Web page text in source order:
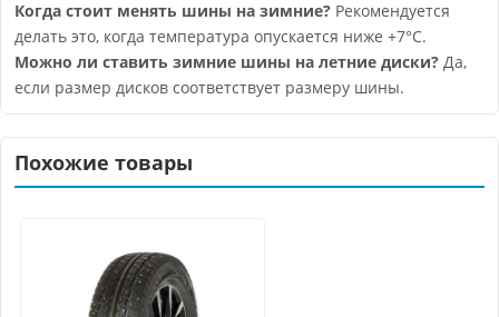
Когда стоит менять шины на зимние? Рекомендуется
делать это, когда температура опускается ниже +7°C.
Можно ли ставить зимние шины на летние диски? Да,
если размер дисков соответствует размеру шины.
Похожие товары